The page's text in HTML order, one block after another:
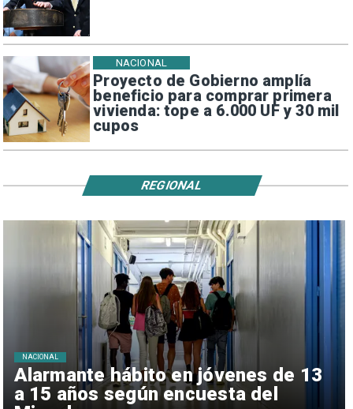
Proyecto de Gobierno amplía
beneficio para comprar primera
vivienda: tope a 6.000 UF y 30 mil
cupos
NACIONAL
Alarmante hábito en jóvenes de 13
a 15 años según encuesta del
NACIONAL
REGIONAL